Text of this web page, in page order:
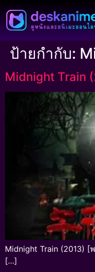
ป้ายกำกับ:
Midnight Train
Midnight Train (2013) [
[…]